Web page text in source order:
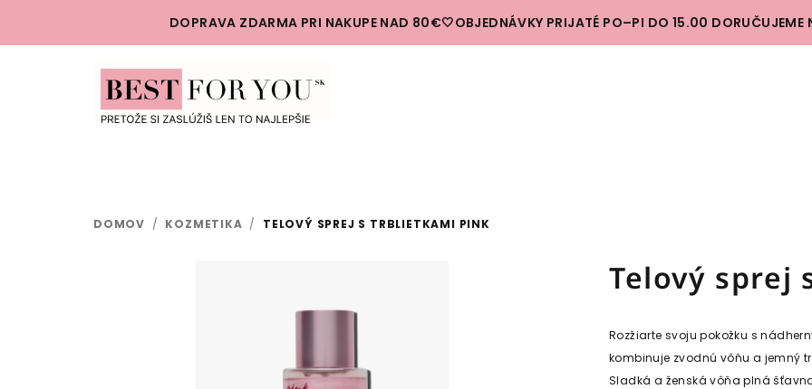
DOPRAVA ZDARMA PRI NAKUPE NAD 80€🤍OBJEDNÁVKY PRIJATÉ PO–PI DO 15.00 DORUČUJEME
DOMOV / KOZMETIKA / TELOVÝ SPREJ S TRBLIETKAMI PINK
Telový sprej
Rozžiarte svoju pokožku s
kombinuje zvodnú vôňu a jemný
Sladká a ženská vôňa plná